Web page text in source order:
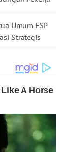
Umum FSP
Strategis